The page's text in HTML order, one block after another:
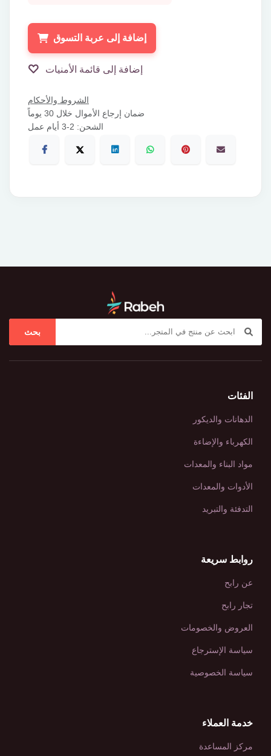
إضافة إلى عربة التسوق
إضافة إلى قائمة الأمنيات
الشروط والأحكام
ضمان إرجاع الأموال خلال 30 يوماً
الشحن: 2-3 أيام عمل
بحث
الفئات
الدهانات والديكور
الكهرباء والإضاءة
مواد البناء والمعدات
الأدوات والمعدات
التدفئة والتبريد
روابط سريعة
عن رابح
تجار رابح
العروض والخصومات
سياسة الإسترجاع
سياسة الخصوصية
خدمة العملاء
مركز المساعدة